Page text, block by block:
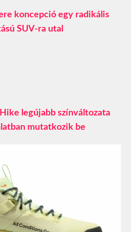
koncepció egy radikális
SUV-ra utal
legújabb színváltozata
mutatkozik be